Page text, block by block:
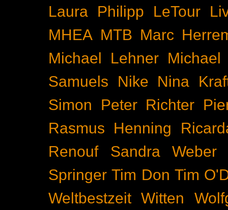
Laura Philipp
LeTour
MHEA MTB Marc
Michael Lehner Michael
Samuels
Nike
Nina
Simon
Peter Richter
Rasmus Henning
Renouf
Sandra Weber
Springer Tim Don Tim
Weltbestzeit Witten